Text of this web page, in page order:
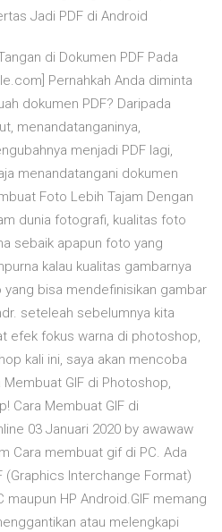
Jadi PDF di Android
di Dokumen PDF Pada
Pernahkah Anda diminta
dokumen PDF? Daripada
menandatanganinya,
menjadi PDF lagi,
menandatangani dokumen
Foto Lebih Tajam Dengan
dunia fotografi, kualitas foto
sebaik apapun foto yang
kalau kualitas gambarnya
bisa mendefinisikan gambar
seteleah sebelumnya kita
efek fokus warna di photoshop,
kali ini, saya akan mencoba
GIF di Photoshop,
Cara Membuat GIF di
03 Januari 2020 by awawaw
Cara membuat gif di PC. Ada
(Graphics Interchange Format)
HP Android.GIF memang
atau melengkapi